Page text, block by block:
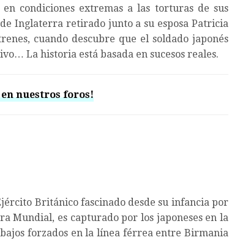
condiciones extremas a las torturas de sus
Inglaterra retirado junto a su esposa Patricia
cuando descubre que el soldado japonés
La historia está basada en sucesos reales.
nuestros foros!
Británico fascinado desde su infancia por
Mundial, es capturado por los japoneses en la
forzados en la línea férrea entre Birmania